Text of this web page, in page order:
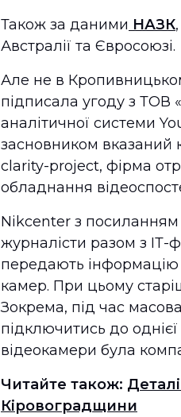
Також за даними НАЗК
Австралії та Євросоюзі.
Але не в
підписала угоду з ТОВ
аналітичної системи
засновником вказаний
clarity-project, фірма
обладнання
Nikcenter з
журналісти разом з
передають інформацію
камер. При цьому
Зокрема, під час
підключитись до
відеокамери була
Читайте також:
Кіровоградщини